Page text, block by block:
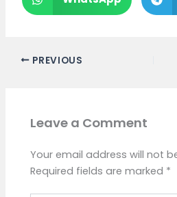
PREVIOUS
Leave a Comment
Your email address will not
Required fields are marked *